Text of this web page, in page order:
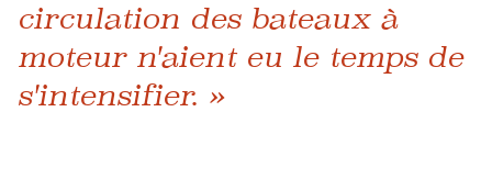
circulation des bateaux à
moteur n'aient eu le temps de
s'intensifier. »